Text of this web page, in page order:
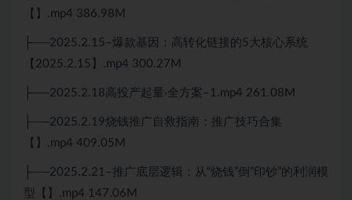
【】.mp4 386.98M
├──2025.2.15–爆款基因：高转化链接的5大核心系统
【2025.2.15】.mp4 300.27M
├──2025.2.18高投产起量·全方案–1.mp4 261.08M
├──2025.2.19烧钱推广自救指南：推广技巧合集
【】.mp4 409.05M
├──2025.2.21–推广底层逻辑：从“烧钱”倒“印钞”的利润模
型【】.mp4 147.06M